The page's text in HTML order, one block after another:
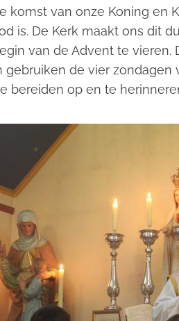
komst van onze Koning en
is. De Kerk maakt ons dit
van de Advent te vieren.
gebruiken de vier
bereiden op en te